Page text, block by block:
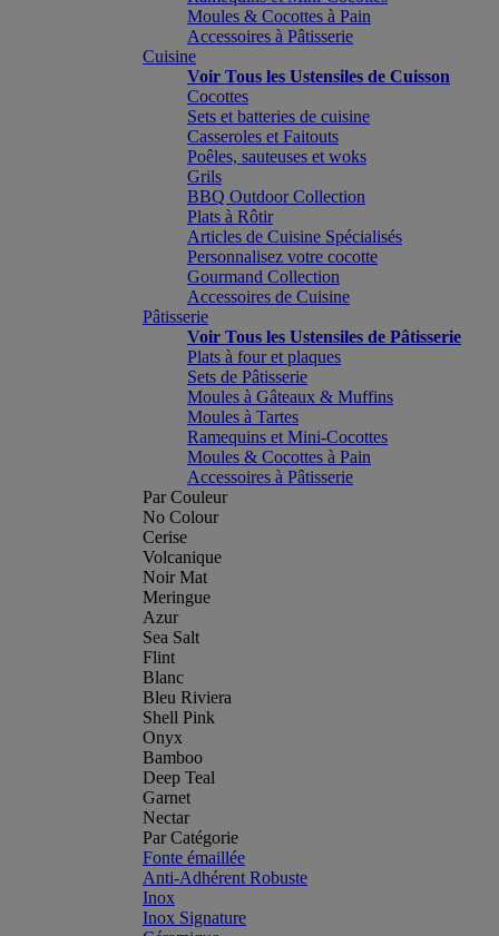
Moules & Cocottes à Pain
Accessoires à Pâtisserie
Cuisine
Voir Tous les Ustensiles de Cuisson
Cocottes
Sets et batteries de cuisine
Casseroles et Faitouts
Poêles, sauteuses et woks
Grils
BBQ Outdoor Collection
Plats à Rôtir
Articles de Cuisine Spécialisés
Personnalisez votre cocotte
Gourmand Collection
Accessoires de Cuisine
Pâtisserie
Voir Tous les Ustensiles de Pâtisserie
Plats à four et plaques
Sets de Pâtisserie
Moules à Gâteaux & Muffins
Moules à Tartes
Ramequins et Mini-Cocottes
Moules & Cocottes à Pain
Accessoires à Pâtisserie
Par Couleur
No Colour
Cerise
Volcanique
Noir Mat
Meringue
Azur
Sea Salt
Flint
Blanc
Bleu Riviera
Shell Pink
Onyx
Bamboo
Deep Teal
Garnet
Nectar
Par Catégorie
Fonte émaillée
Anti-Adhérent Robuste
Inox
Inox Signature